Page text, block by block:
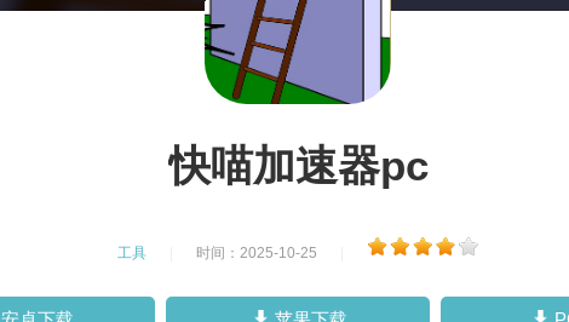
快喵加速器pc
工具 时间：2025-10-25